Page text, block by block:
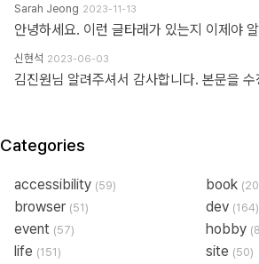
Sarah Jeong 2023-11-13
신현석 2023-06-03
김진원님 알려주셔서 감사합니다. 본문을
Categories
accessibility (59) book
browser (51) dev (164)
event (57) hobby
life (151) site (50)